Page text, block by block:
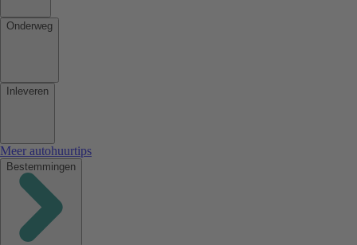
Onderweg
Inleveren
Meer autohuurtips
Bestemmingen